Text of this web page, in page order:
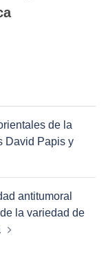
de la
David Papis y
antitumoral
la variedad de